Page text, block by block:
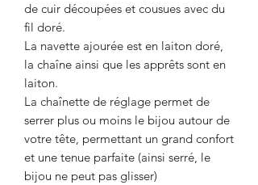
de cuir découpées et cousues avec du
fil doré.
La navette ajourée est en laiton doré,
la chaîne ainsi que les apprêts sont en
laiton.
La chaînette de réglage permet de
serrer plus ou moins le bijou autour de
votre tête, permettant un grand confort
et une tenue parfaite (ainsi serré, le
bijou ne peut pas glisser)